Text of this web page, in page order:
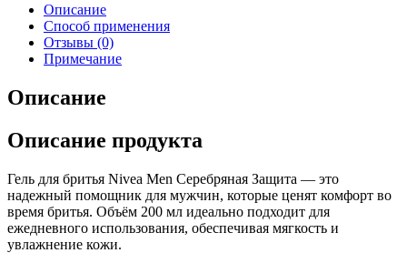
Описание
Способ применения
Отзывы (0)
Примечание
Описание
Описание продукта
Гель для бритья Nivea Men Серебряная Защита — это
надежный помощник для мужчин, которые ценят комфорт во
время бритья. Объём 200 мл идеально подходит для
ежедневного использования, обеспечивая мягкость и
увлажнение кожи.